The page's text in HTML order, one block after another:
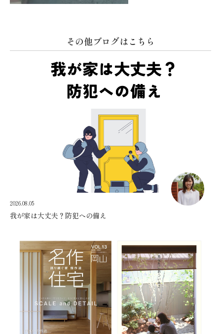
その他ブログはこちら
2026.08.05
我が家は大丈夫？防犯への備え